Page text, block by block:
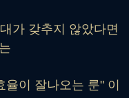
가 갖추지 않았다면
이 잘나오는 룬" 이